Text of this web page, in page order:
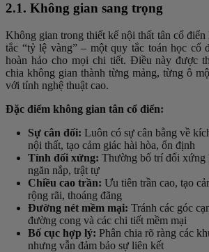
2.1. Không gian sang trọng
Không gian trong thiết kế nội thất tân cổ điển
tắc “tỷ lệ vàng” – một quy tắc toán học cổ
hoàn hảo cho mọi chi tiết. Điều này được
chia không gian thành từng mảng, từng ô
với tính nghệ thuật cao.
Đặc điểm không gian tân cổ điển:
Sự cân đối: Luôn có sự cân bằng về
nội thất, tạo cảm giác hài hòa, ổn định
Tính đối xứng: Thường bố trí đối xứng
ngăn nắp, trật tự
Chiều cao trần: Ưu tiên trần cao, tạo
rộng rãi, thoáng đãng
Đường nét mềm mại: Tránh các góc
đường cong và các chi tiết mềm mại
Bố cục hợp lý: Phân chia rõ ràng các
nhưng vẫn đảm bảo sự liên kết